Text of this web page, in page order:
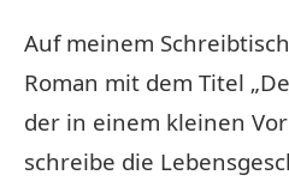
Auf meinem
Roman mit dem Titel
der in einem kleinen
schreibe die